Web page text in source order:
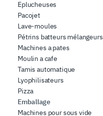
Eplucheuses
Pacojet
Lave-moules
Pétrins batteurs mélangeurs
Machines a pates
Moulin a cafe
Tamis automatique
Lyophilisateurs
Pizza
Emballage
Machines pour sous vide